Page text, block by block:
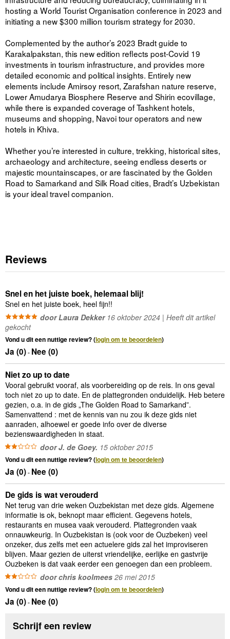
hosting a World Tourist Organisation conference in 2023 and
initiating a new $300 million tourism strategy for 2030.
Complemented by the author’s 2023 Bradt guide to
Karakalpakstan, this new edition reflects post-Covid 19
investments in tourism infrastructure, and provides more
detailed economic and political insights. Entirely new
elements include Amirsoy resort, Zarafshan nature reserve,
Lower Amudarya Biosphere Reserve and Shirin ecovillage,
while there is expanded coverage of Tashkent hotels,
museums and shopping, Navoi tour operators and new
hotels in Khiva.
Whether you’re interested in culture, trekking, historical sites,
archaeology and architecture, seeing endless deserts or
majestic mountainscapes, or are fascinated by the Golden
Road to Samarkand and Silk Road cities, Bradt’s Uzbekistan
is your ideal travel companion.
Reviews
Snel en het juiste boek, helemaal blij!
Snel en het juiste boek, heel fijn!!
door Laura Dekker16 oktober 2024 | Heeft dit artikel
gekocht
Vond u dit een nuttige review? (login om te beoordelen)
Ja (0)- Nee (0)
Niet zo up to date
Vooral gebruikt vooraf, als voorbereiding op de reis. In ons geval
toch niet zo up to date. En de plattegronden onduidelijk. Heb betere
gezien, o.a. in de gids „The Golden Road to Samarkand”.
Samenvattend : met de kennis van nu zou ik deze gids niet
aanraden, alhoewel er goede info over de diverse
bezienswaardigheden in staat.
door J. de Goey. 15 oktober 2015
Vond u dit een nuttige review? (login om te beoordelen)
Ja (0)- Nee (0)
De gids is wat verouderd
Net terug van drie weken Ouzbekistan met deze gids. Algemene
informatie is ok, beknopt maar efficient. Gegevens hotels,
restaurants en musea vaak verouderd. Plattegronden vaak
onnauwkeurig. In Ouzbekistan is (ook voor de Ouzbeken) veel
onzeker, dus zelfs met een actuelere gids zal het improviseren
blijven. Maar gezien de uiterst vriendelijke, eerlijke en gastvrije
Ouzbeken is dat vaak eerder een genoegen dan een probleem.
door chris koolmees 26 mei 2015
Vond u dit een nuttige review? (login om te beoordelen)
Ja (0)- Nee (0)
Schrijf een review